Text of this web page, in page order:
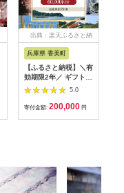
出典：楽天ふるさと納
兵庫県 香美町
【ふるさと納税】＼有
効期限2年／ ギフトに
も使える 宿泊補助券
60,000円分 宿泊助成
券 宿泊券 旅 トラベル
プレゼント 贈答 母の
日 25-09
5.0
寄付金額: 200,000 円